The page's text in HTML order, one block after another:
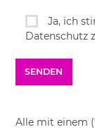
Ja, ich
Datenschutz
Alle mit einem